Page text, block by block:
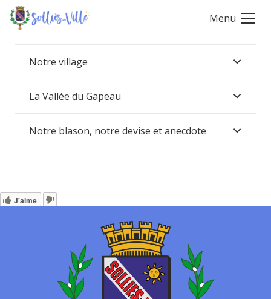
Menu
Notre village
La Vallée du Gapeau
Notre blason, notre devise et anecdote
J'aime